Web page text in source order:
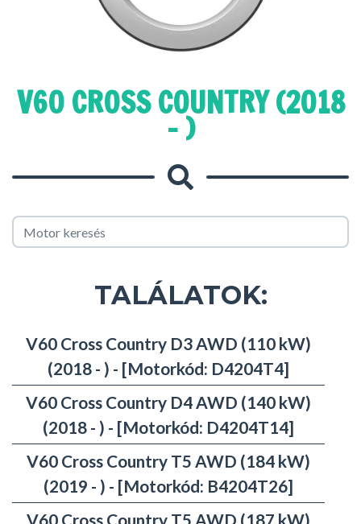
V60 CROSS COUNTRY (2018
- )
TALÁLATOK:
V60 Cross Country D3 AWD (110 kW)
(2018 - ) - [Motorkód: D4204T4]
V60 Cross Country D4 AWD (140 kW)
(2018 - ) - [Motorkód: D4204T14]
V60 Cross Country T5 AWD (184 kW)
(2019 - ) - [Motorkód: B4204T26]
V60 Cross Country T5 AWD (187 kW)